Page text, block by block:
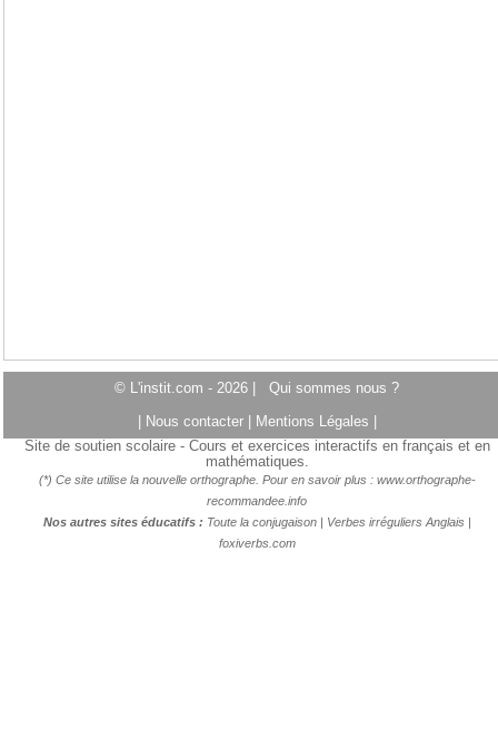
© L'instit.com - 2026 | Qui sommes nous ?
Nous contacter Mentions Légales
Site de soutien scolaire - Cours et exercices interactifs en français et en
mathématiques.
(*) Ce site utilise la nouvelle orthographe. Pour en savoir plus : www.orthographe-
recommandee.info
Nos autres sites éducatifs : Toute la conjugaison| Verbes irréguliers Anglais
foxiverbs.com